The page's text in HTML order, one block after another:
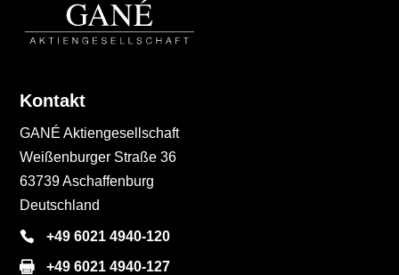
Kontakt
GANÉ Aktiengesellschaft
Weißenburger Straße 36
63739 Aschaffenburg
Deutschland
+49 6021 4940-120
+49 6021 4940-127